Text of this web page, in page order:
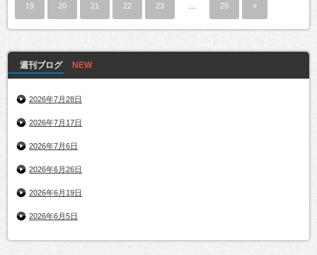
19 20 21 22 23 25 »
週刊ブログ
2026年7月28日
2026年7月17日
2026年7月6日
2026年6月26日
2026年6月19日
2026年6月5日